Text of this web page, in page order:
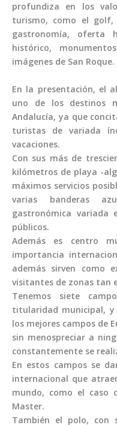
profundiza en los
turismo, como el golf,
gastronomía, oferta
histórico,
imágenes de San Roque.
En la presentación, el
uno de los destinos
Andalucía, ya que
turistas de variada
vacaciones.
Con sus más de
kilómetros de playa -
máximos servicios
varias banderas
gastronómica
públicos.
Además es centro
importancia
además sirven como
visitantes de zonas tan
Tenemos siete
titularidad municipal, y
los mejores campos de
sin menospreciar a
constantemente se
En estos campos se
internacional que
mundo, como el caso
Master.
También el polo, con